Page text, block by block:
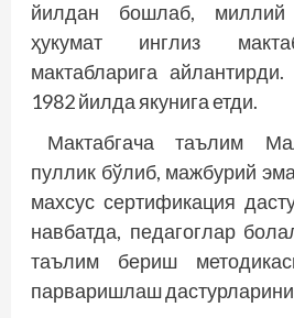
йилдан бош­лаб, миллий
ҳукумат инглиз
мактабларига
1982 йилда якунига етди.
Мактабгача таълим
пуллик бўлиб, мажбурий
махсус сертификация
нав­батда, педагоглар
таълим бериш
парваришлаш